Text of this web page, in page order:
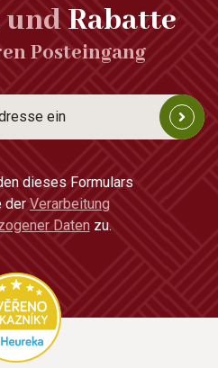
undRabatte
Posteingang
dieses Formulars
der Verarbeitung
Daten zu.